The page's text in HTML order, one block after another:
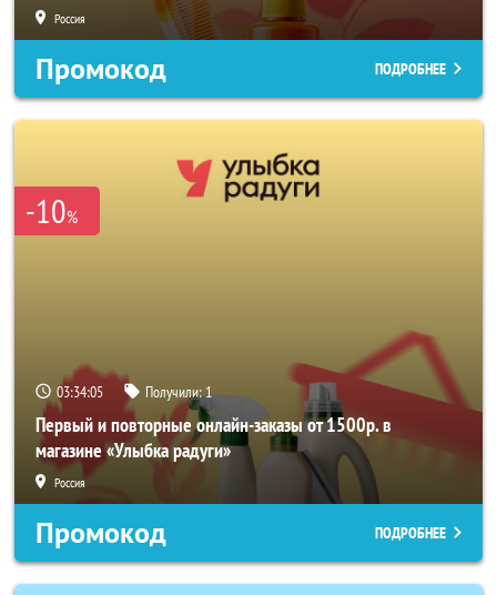
Россия
Промокод ПОДРОБНЕЕ
-10%
03:34:04 Получили:1
Первый и повторные онлайн-заказы от 1500р. в
магазине «Улыбка радуги»
Россия
Промокод ПОДРОБНЕЕ